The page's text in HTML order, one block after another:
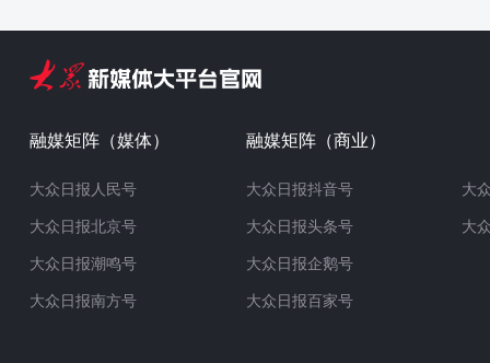
融媒矩阵（媒体）
大众日报人民号
大众日报北京号
大众日报潮鸣号
大众日报南方号
融媒矩阵（商业）
大众日报抖音号
大众日报头条号
大众日报企鹅号
大众日报百家号
大
大